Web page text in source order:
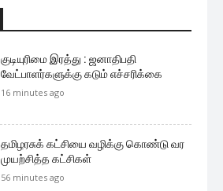
குடியுரிமை இரத்து : ஜனாதிபதி
வேட்பாளர்களுக்கு கடும் எச்சரிக்கை
16 minutes ago
தமிழரசுக் கட்சியை வழிக்கு கொண்டு வர
முயற்சித்த கட்சிகள்
56 minutes ago